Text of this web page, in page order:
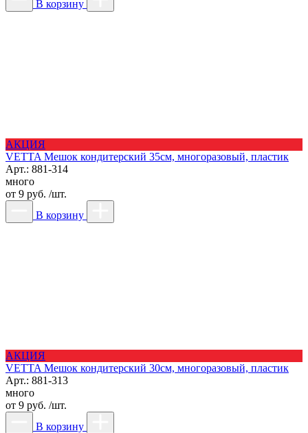
В корзину
АКЦИЯ
VETTA Мешок кондитерский 35см, многоразовый, пластик
Арт.: 881-314
много
от 9 руб. /шт.
В корзину
АКЦИЯ
VETTA Мешок кондитерский 30см, многоразовый, пластик
Арт.: 881-313
много
от 9 руб. /шт.
В корзину